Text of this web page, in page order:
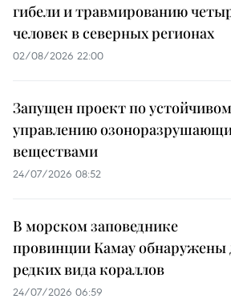
гибели и травмированию
человек в северных регионах
02/08/2026 22:00
Запущен проект по
управлению
веществами
24/07/2026 08:52
В морском заповеднике
провинции Камау обнаружены
редких вида кораллов
24/07/2026 06:59